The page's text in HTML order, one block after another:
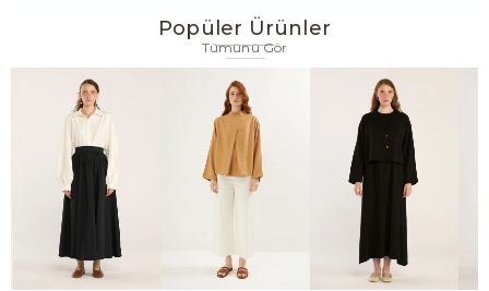
Popüler Ürünler
Tümünü Gör